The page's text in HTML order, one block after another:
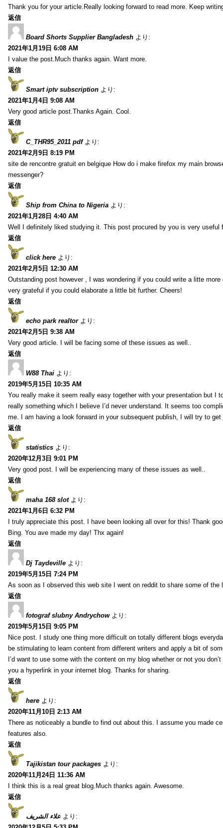
Thank you for your article.Really looking forward to read more. Keep
返信
Board Shorts Supplier Bangladesh より:
2021年1月19日 6:08 AM
I value the post.Much thanks again. Want more.
返信
Smart iptv subscription より:
2021年1月4日 9:08 AM
Very good article post.Thanks Again. Cool.
返信
C_THR95_2011 pdf より:
2021年2月9日 8:19 PM
site de rencontre gratuit en belgique How do i make firefox my main
messenger?
返信
Ship from China to Nigeria より:
2021年1月28日 4:40 AM
Well I definitely liked studying it. This post procured by you is very useful
返信
click here より:
2021年2月5日 12:30 AM
Outstanding post however , I was wondering if you could write a litte
very grateful if you could elaborate a little bit further. Cheers!
返信
echo park realtor より:
2021年2月5日 9:38 AM
Very good article. I will be facing some of these issues as well..
返信
W88 Thai より:
2019年5月15日 10:35 AM
You really make it seem really easy together with your presentation but I
really something which I believe I’d never understand. It seems too
me. I am having a look forward in your subsequent publish, I will try to
返信
statistics より:
2020年12月3日 9:01 PM
Very good post. I will be experiencing many of these issues as well..
返信
maha 168 slot より:
2021年1月6日 6:32 PM
I truly appreciate this post. I have been looking all over for this! Thank
Bing. You ave made my day! Thx again!
返信
Dj Taydeville より:
2019年5月15日 7:24 PM
As soon as I observed this web site I went on reddit to share some of the
返信
fotograf slubny Andrychow より:
2019年5月15日 9:05 PM
Nice post. I study one thing more difficult on totally different blogs
be stimulating to learn content from different writers and apply a bit of
I’d want to use some with the content on my blog whether or not you
you a hyperlink in your internet blog. Thanks for sharing.
返信
here より:
2020年11月10日 2:13 AM
There as noticeably a bundle to find out about this. I assume you made
features also.
返信
Tajikistan tour packages より:
2020年11月24日 11:36 AM
I think this is a real great blog.Much thanks again. Awesome.
返信
علاء الشريف より: